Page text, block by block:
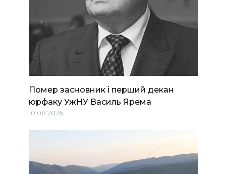
Помер засновник і перший декан
юрфаку УжНУ Василь Ярема
10.08.2026